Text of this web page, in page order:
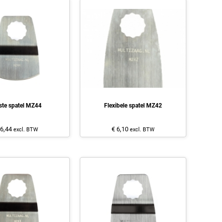
spatel MZ44
excl. BTW
Flexibele spatel MZ42
€ 6,10 excl. BTW